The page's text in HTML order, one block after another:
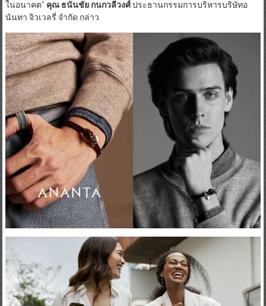
ในอนาคต” คุณ ธนันชัย กนกวลีวงศ์ประธานกรรมการบริหารบริษัทอ
นันทา จิวเวลรี่ จำกัด กล่าว